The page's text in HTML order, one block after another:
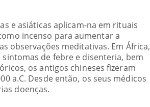
e asiáticas aplicam-na em rituais
incenso para aumentar a
observações meditativas. Em África,
de febre e disenteria, bem
os antigos chineses fizeram
a.C. Desde então, os seus médicos
doenças.